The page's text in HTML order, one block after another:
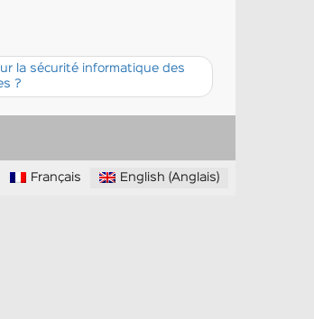
la sécurité informatique des
?
Français English (Anglais)